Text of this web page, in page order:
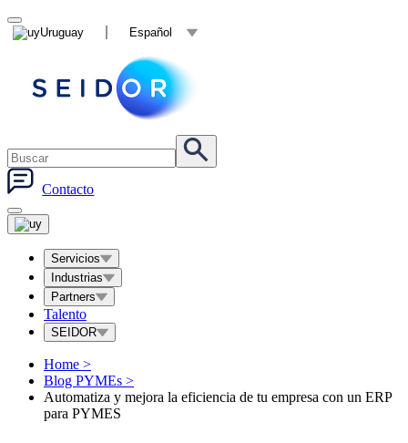
Uruguay Español
Contacto
Servicios
Industrias
Partners
Talento
SEIDOR
Home >
Blog PYMEs >
Automatiza y mejora la eficiencia de tu empresa con un ERP
para PYMES